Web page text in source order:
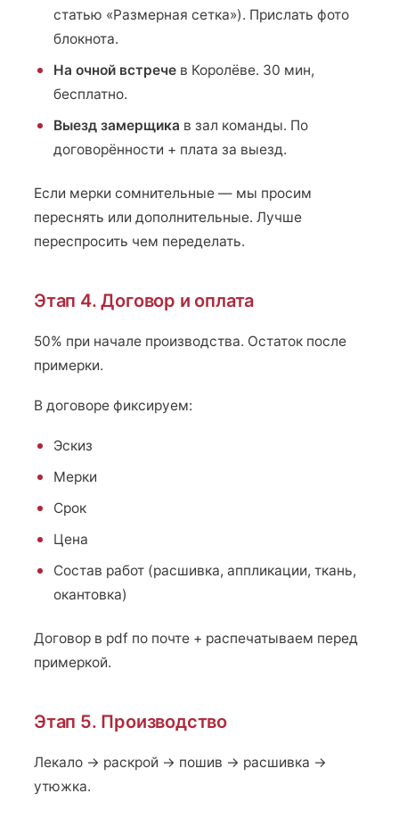
статью «Размерная сетка»). Прислать фото
блокнота.
На очной встрече в Королёве. 30 мин,
бесплатно.
Выезд замерщика в зал команды. По
договорённости + плата за выезд.
Если мерки сомнительные — мы просим
переснять или дополнительные. Лучше
переспросить чем переделать.
Этап 4. Договор и оплата
50% при начале производства. Остаток после
примерки.
В договоре фиксируем:
Эскиз
Мерки
Срок
Цена
Состав работ (расшивка, аппликации, ткань,
окантовка)
Договор в pdf по почте + распечатываем перед
примеркой.
Этап 5. Производство
Лекало → раскрой → пошив → расшивка →
утюжка.